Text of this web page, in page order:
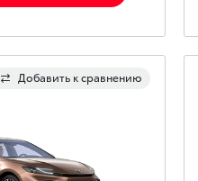
Добавить к сравнению